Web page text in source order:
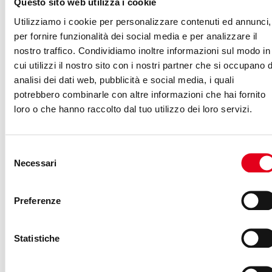
Utilizziamo i cookie per personalizzare contenuti ed annunci,
per fornire funzionalità dei social media e per analizzare il
nostro traffico. Condividiamo inoltre informazioni sul modo in
cui utilizzi il nostro sito con i nostri partner che si occupano
analisi dei dati web, pubblicità e social media, i quali
potrebbero combinarle con altre informazioni che hai fornito
loro o che hanno raccolto dal tuo utilizzo dei loro servizi.
delNecessari
Preferenze
Statistiche
culturali, intrecciando storia, semiotica e politica,
passando per community di memers, Alt-right e Donald
Trump, gruppi di nerd e sottoculture. E insieme ad
Alessandro approfondiremo tutti i temi, aspettando il
momento in cui “un meme ci seppellirà“.
è nato a Roma nel 1989. È laureato in
filosofia con una tesi in filosofia del linguaggio su Furio
numerose riviste culturali, è stato redattore online di
cultura, letteratura, cinema, musica, internet e